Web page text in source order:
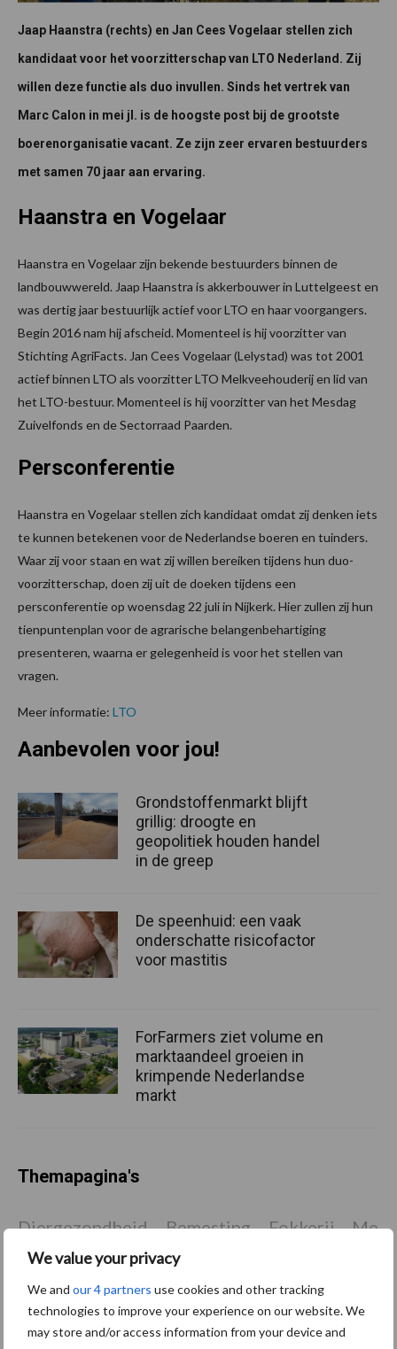
We value your privacy
We and our 4 partners use cookies and other tracking
technologies to improve your experience on our website. We
may store and/or access information from your device and
Jaap Haanstra (rechts) en Jan Cees Vogelaar stellen zich
kandidaat voor het voorzitterschap van LTO Nederland. Zij
willen deze functie als duo invullen. Sinds het vertrek van
Marc Calon in mei jl. is de hoogste post bij de grootste
boerenorganisatie vacant. Ze zijn zeer ervaren bestuurders
met samen 70 jaar aan ervaring.
Haanstra en Vogelaar
Haanstra en Vogelaar zijn bekende bestuurders binnen de
landbouwwereld. Jaap Haanstra is akkerbouwer in Luttelgeest en
was dertig jaar bestuurlijk actief voor LTO en haar voorgangers.
Begin 2016 nam hij afscheid. Momenteel is hij voorzitter van
Stichting AgriFacts. Jan Cees Vogelaar (Lelystad) was tot 2001
actief binnen LTO als voorzitter LTO Melkveehouderij en lid van
het LTO-bestuur. Momenteel is hij voorzitter van het Mesdag
Zuivelfonds en de Sectorraad Paarden.
Persconferentie
Haanstra en Vogelaar stellen zich kandidaat omdat zij denken iets
te kunnen betekenen voor de Nederlandse boeren en tuinders.
Waar zij voor staan en wat zij willen bereiken tijdens hun duo-
voorzitterschap, doen zij uit de doeken tijdens een
persconferentie op woensdag 22 juli in Nijkerk. Hier zullen zij hun
tienpuntenplan voor de agrarische belangenbehartiging
presenteren, waarna er gelegenheid is voor het stellen van
vragen.
Meer informatie: LTO
Aanbevolen voor jou!
Grondstoffenmarkt blijft
grillig: droogte en
geopolitiek houden handel
in de greep
De speenhuid: een vaak
onderschatte risicofactor
voor mastitis
ForFarmers ziet volume en
marktaandeel groeien in
krimpende Nederlandse
markt
Themapagina's
Diergezondheid Bemesting Fokkerij
Bedrijfsnieuws
Ligbox &